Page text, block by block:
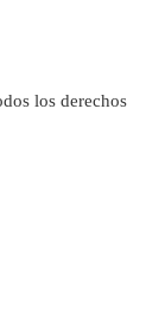
los derechos